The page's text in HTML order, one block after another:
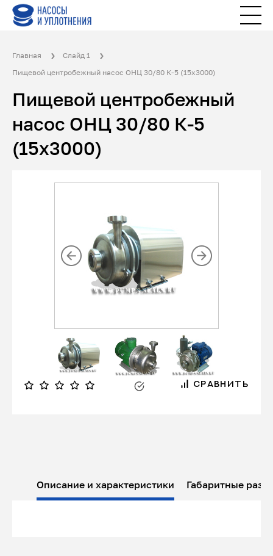
Главная
Слайд 1
Пищевой центробежный насос ОНЦ 30/80 К-5 (15х3000)
Пищевой центробежный
насос ОНЦ 30/80 К-5
(15х3000)
СРАВНИТЬ
Описание и характеристики Габаритные